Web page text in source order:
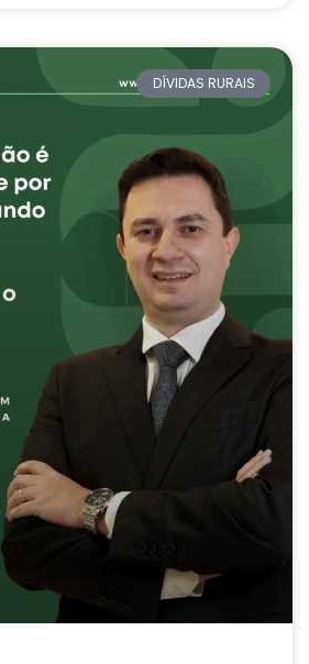
DÍVIDAS RURAIS